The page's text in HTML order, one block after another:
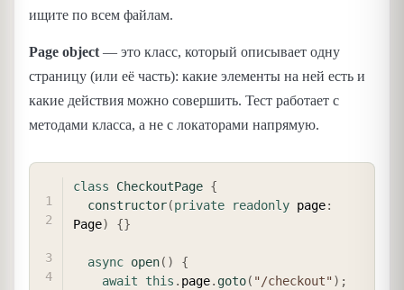
ищите по всем файлам.
Page object — это класс, который описывает одну
страницу (или её часть): какие элементы на ней есть и
какие действия можно совершить. Тест работает с
методами класса, а не с локаторами напрямую.
class CheckoutPage {
constructor(private readonly page:
Page) {}
async open( )
{
await
this . page. goto( "/checkout") ;